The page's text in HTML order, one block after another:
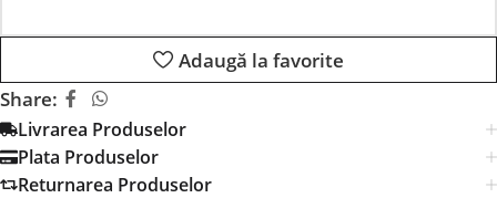
Adaugă la favorite
Share:
Livrarea Produselor
Plata Produselor
Returnarea Produselor